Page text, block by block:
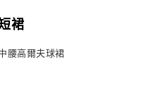
運費
裙
腰高爾夫球裙